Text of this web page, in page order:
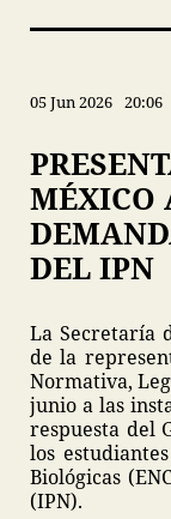
05 Jun 2026 20:06
MÉXICO
DEL IPN
La Secretaría
de la
Normativa,
junio a las
respuesta del
los
Biológicas
(IPN).